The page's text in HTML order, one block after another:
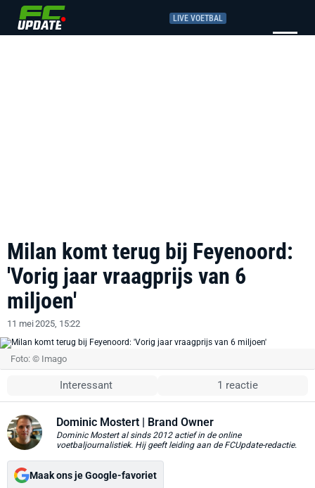
LIVE VOETBAL
Milan komt terug bij Feyenoord:
'Vorig jaar vraagprijs van 6
miljoen'
11 mei 2025, 15:22
Foto: © Imago
Interessant 1 reactie
Dominic Mostert | Brand Owner
Dominic Mostert al sinds 2012 actief in de online
voetbaljournalistiek. Hij geeft leiding aan de FCUpdate-redactie.
Maak ons je Google-favoriet